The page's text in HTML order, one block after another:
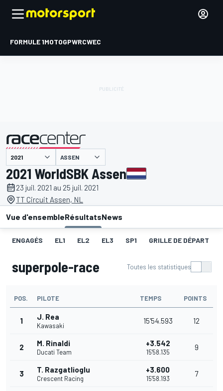
FORMULE 1MOTOGPWRCWEC
présenté par ASSEN
2021 WorldSBK Assen
23 juil. 2021 au 25 juil. 2021
TT Circuit Assen, NL
Vue d'ensembleRésultatsNews
ENGAGÉS EL1 EL2 EL3 SP1 GRILLE DE DÉPART
superpole-race Toutes les statistiques
POS. PILOTE TEMPS POINTS
1 J. Rea
Kawasaki
15'54.593 12
2 M. Rinaldi
Ducati Team
+3.542
15'58.135
9
3 T. Razgatlioglu
Crescent Racing
+3.600
15'58.193
7